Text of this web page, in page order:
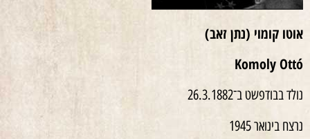
אוטו קומוי (נתן זאב)
Komoly Ottó
נולד בבודפשט ב־26.3.1882
נרצח בינואר 1945